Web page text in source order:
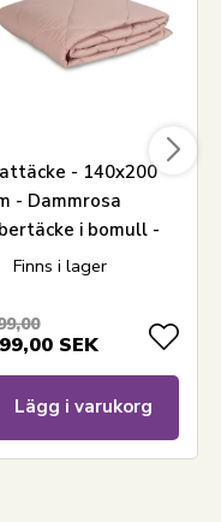
- 140x200
- Dammrosa
i bomull -
täcke - Zen
Finns i lager
SEK
Lägg i varukorg